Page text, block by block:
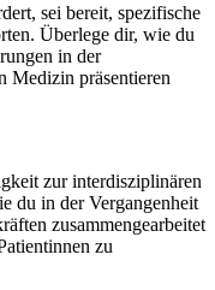
sei bereit, spezifische
Überlege dir, wie du
in der
Medizin präsentieren
zur interdisziplinären
du in der Vergangenheit
zusammengearbeitet
zu